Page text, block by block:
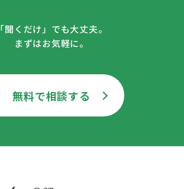
「聞くだけ」でも大丈夫。
まずはお気軽に。
無料で相談する